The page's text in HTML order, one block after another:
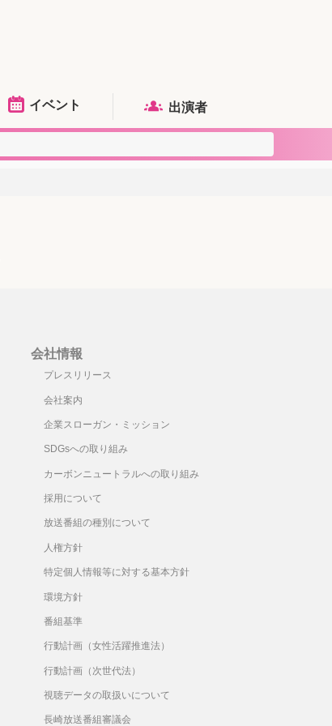
イベント 出演者
会社情報
プレスリリース
会社案内
企業スローガン・ミッション
SDGsへの取り組み
カーボンニュートラルへの取り組み
採用について
放送番組の種別について
人権方針
特定個人情報等に対する基本方針
環境方針
番組基準
行動計画（女性活躍推進法）
行動計画（次世代法）
視聴データの取扱いについて
長崎放送番組審議会